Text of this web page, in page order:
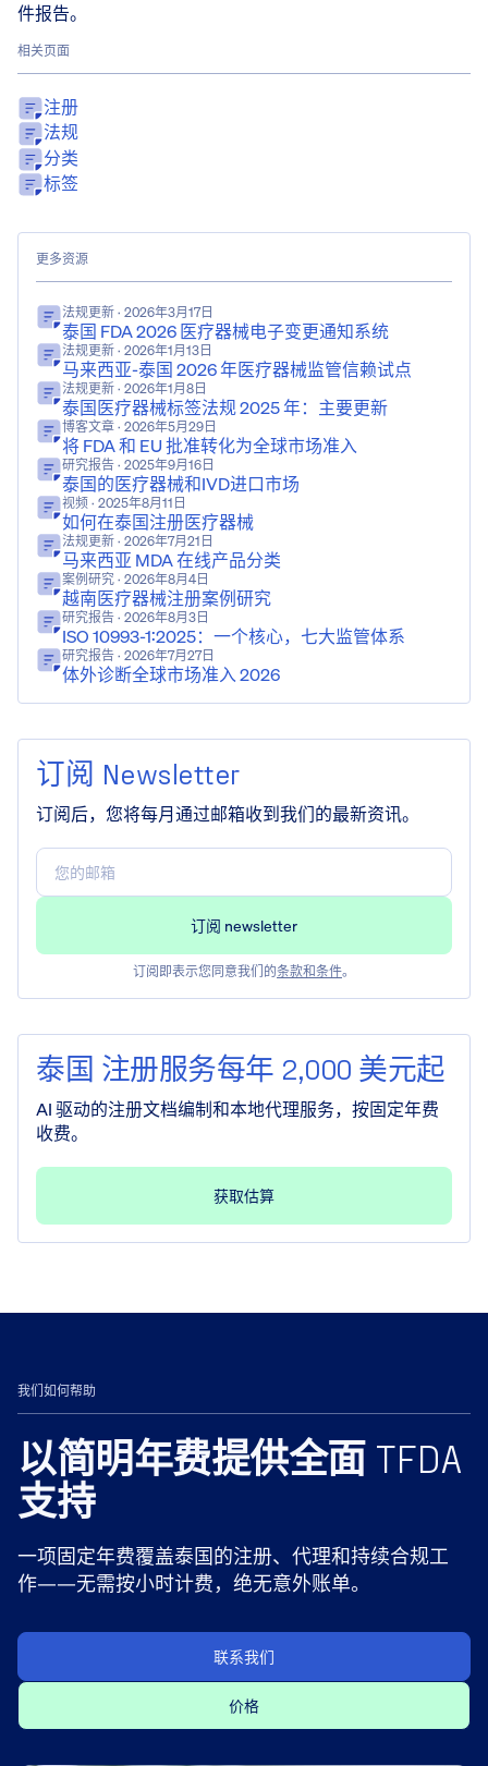
件报告。
相关页面
注册
法规
分类
标签
更多资源
法规更新 · 2026年3月17日
泰国 FDA 2026 医疗器械电子变更通知系统
法规更新 · 2026年1月13日
马来西亚-泰国 2026 年医疗器械监管信赖试点
法规更新 · 2026年1月8日
泰国医疗器械标签法规 2025 年：主要更新
博客文章 · 2026年5月29日
将 FDA 和 EU 批准转化为全球市场准入
研究报告 · 2025年9月16日
泰国的医疗器械和IVD进口市场
视频 · 2025年8月11日
如何在泰国注册医疗器械
法规更新 · 2026年7月21日
马来西亚 MDA 在线产品分类
案例研究 · 2026年8月4日
越南医疗器械注册案例研究
研究报告 · 2026年8月3日
ISO 10993-1:2025：一个核心，七大监管体系
研究报告 · 2026年7月27日
体外诊断全球市场准入 2026
订阅 Newsletter
订阅后，您将每月通过邮箱收到我们的最新资讯。
订阅即表示您同意我们的条款和条件。
泰国 注册服务每年 2,000 美元起
AI 驱动的注册文档编制和本地代理服务，按固定年费
收费。
获取估算
我们如何帮助
以简明年费提供全面 TFDA
支持
一项固定年费覆盖泰国的注册、代理和持续合规工
作——无需按小时计费，绝无意外账单。
联系我们
价格